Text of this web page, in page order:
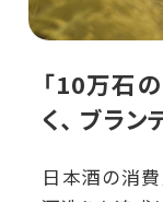
「10万石
く、 ブラン
日本酒の消